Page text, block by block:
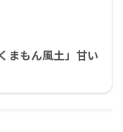
まもん風土」甘い